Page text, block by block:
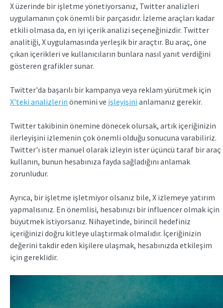
X üzerinde bir işletme yönetiyorsanız, Twitter analizleri
uygulamanın çok önemli bir parçasıdır. İzleme araçları kadar
etkili olmasa da, en iyi içerik analizi seçeneğinizdir. Twitter
analitiği, X uygulamasında yerleşik bir araçtır. Bu araç, öne
çıkan içerikleri ve kullanıcıların bunlara nasıl yanıt verdiğini
gösteren grafikler sunar.
Twitter'da başarılı bir kampanya veya reklam yürütmek için
X'teki analizlerin önemini ve işleyişini anlamanız gerekir.
Twitter takibinin önemine dönecek olursak, artık içeriğinizin
ilerleyişini izlemenin çok önemli olduğu sonucuna varabiliriz.
Twitter'ı ister manuel olarak izleyin ister üçüncü taraf bir araç
kullanın, bunun hesabınıza fayda sağladığını anlamak
zorunludur.
Ayrıca, bir işletme işletmiyor olsanız bile, X izlemeye yatırım
yapmalısınız. En önemlisi, hesabınızı bir influencer olmak için
büyütmek istiyorsanız. Nihayetinde, birincil hedefiniz
içeriğinizi doğru kitleye ulaştırmak olmalıdır. İçeriğinizin
değerini takdir eden kişilere ulaşmak, hesabınızda etkileşim
için gereklidir.